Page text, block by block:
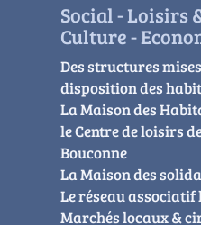
Social - Loisirs
Culture -
Des structures
disposition des
La Maison des
le Centre de loisirs
Bouconne
La Maison des
Le réseau associatif
Marchés locaux &